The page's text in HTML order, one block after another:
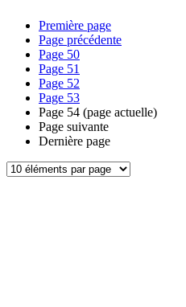
Première page
Page précédente
Page 50
Page 51
Page 52
Page 53
Page 54 (page actuelle)
Page suivante
Dernière page